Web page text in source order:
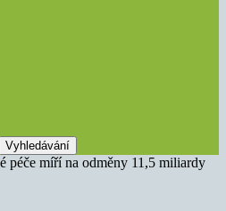
péče míří na odměny 11,5 miliardy